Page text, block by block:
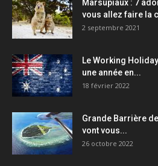
Marsupiaux : 7
vous allez faire la
2 septembre 2021
Le Working
une année en...
18 février 2022
Grande Barrière
vont vous...
26 octobre 2022